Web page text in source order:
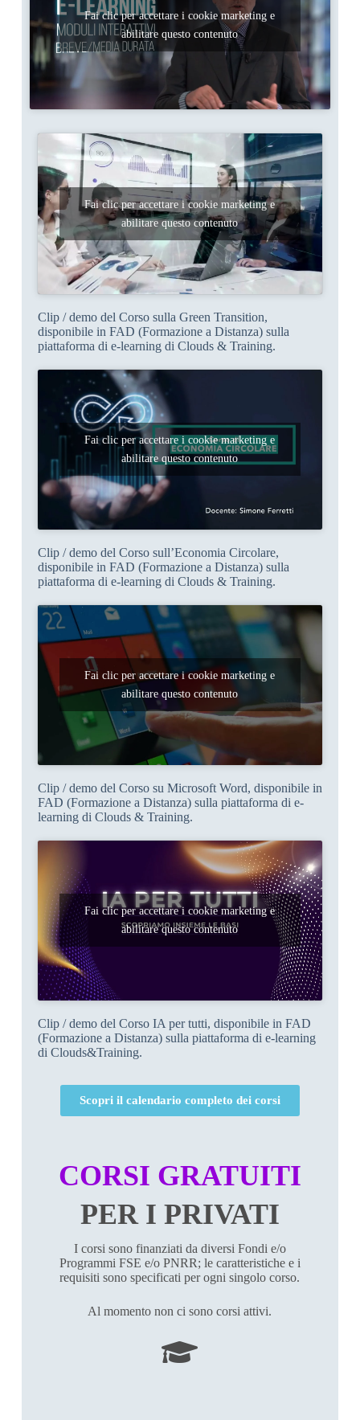
Fai clic per accettare i cookie marketing e
abilitare questo contenuto
Fai clic per accettare i cookie marketing e
abilitare questo contenuto
Clip / demo del Corso sulla Green Transition,
disponibile in FAD (Formazione a Distanza) sulla
piattaforma di e-learning di Clouds & Training.
Fai clic per accettare i cookie marketing e
abilitare questo contenuto
Clip / demo del Corso sull’Economia Circolare,
disponibile in FAD (Formazione a Distanza) sulla
piattaforma di e-learning di Clouds & Training.
Fai clic per accettare i cookie marketing e
abilitare questo contenuto
Clip / demo del Corso su Microsoft Word, disponibile in
FAD (Formazione a Distanza) sulla piattaforma di e-
learning di Clouds & Training.
Fai clic per accettare i cookie marketing e
abilitare questo contenuto
Clip / demo del Corso IA per tutti, disponibile in FAD
(Formazione a Distanza) sulla piattaforma di e-learning
di Clouds&Training.
Scopri il calendario completo dei corsi
CORSI GRATUITI
PER I PRIVATI
I corsi sono finanziati da diversi Fondi e/o
Programmi FSE e/o PNRR; le caratteristiche e i
requisiti sono specificati per ogni singolo corso.
Al momento non ci sono corsi attivi.